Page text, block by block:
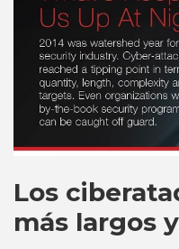
Los
más largos